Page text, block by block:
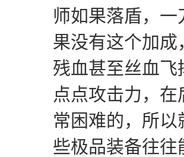
师如果落盾，
果没有这个加
残血甚至丝血
点点攻击力，
常困难的，所
些极品装备往往